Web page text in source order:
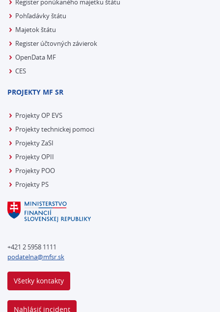
Register ponúkaného majetku štátu
Pohľadávky štátu
Majetok štátu
Register účtovných závierok
OpenData MF
CES
PROJEKTY MF SR
Projekty OP EVS
Projekty technickej pomoci
Projekty ZaSI
Projekty OPII
Projekty POO
Projekty PS
+421 2 5958 1111
podatelna@mfsr.sk
Všetky kontakty
Nahlásiť incident